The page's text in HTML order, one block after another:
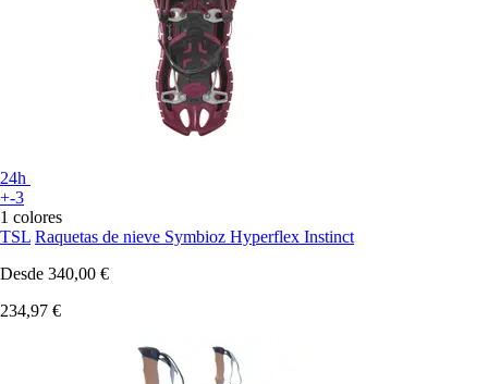
24h
+-3
1 colores
TSL Raquetas de nieve Symbioz Hyperflex Instinct
Desde 340,00 €
234,97 €